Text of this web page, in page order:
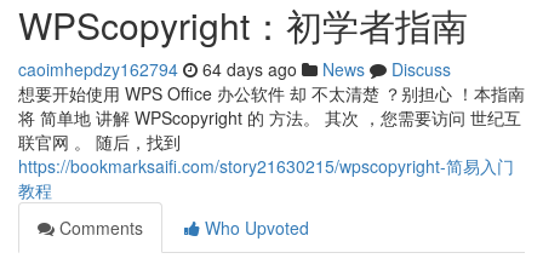
WPScopyright：初学者指南
caoimhepdzy162794 64 days ago News
Discuss
想要开始使用 WPS Office 办公软件 却 不太清楚 ？别担心 ！本指南
将 简单地 讲解 WPScopyright 的 方法。 其次 ，您需要访问 世纪互
联官网 。 随后，找到
https://bookmarksaifi.com/story21630215/wpscopyright-简易入门
教程
Comments
Who Upvoted